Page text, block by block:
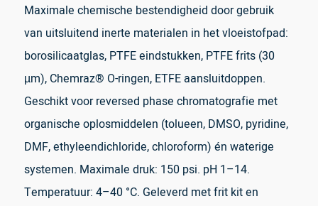
Maximale chemische bestendigheid door gebruik
van uitsluitend inerte materialen in het vloeistofpad:
borosilicaatglas, PTFE eindstukken, PTFE frits (30
µm), Chemraz® O-ringen, ETFE aansluitdoppen.
Geschikt voor reversed phase chromatografie met
organische oplosmiddelen (tolueen, DMSO, pyridine,
DMF, ethyleendichloride, chloroform) én waterige
systemen. Maximale druk: 150 psi. pH 1–14.
Temperatuur: 4–40 °C. Geleverd met frit kit en